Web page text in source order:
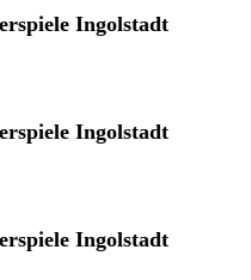
Ingolstadt
Ingolstadt
Ingolstadt